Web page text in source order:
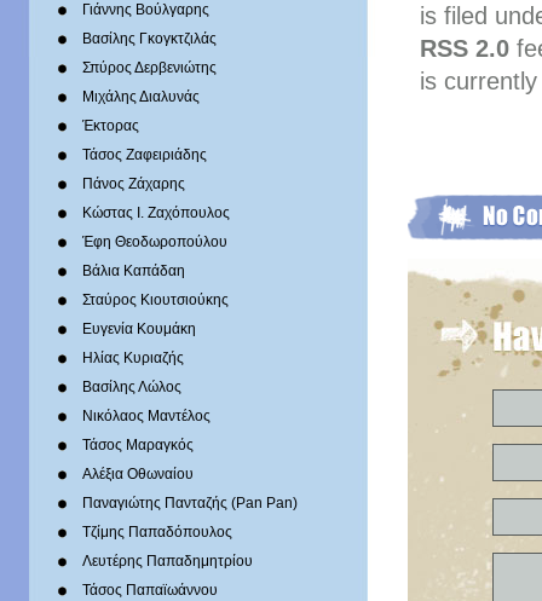
Γιάννης Βούλγαρης
Βασίλης Γκογκτζιλάς
Σπύρος Δερβενιώτης
Mιχάλης Διαλυνάς
Έκτορας
Τάσος Ζαφειριάδης
Πάνος Ζάχαρης
Κώστας Ι. Ζαχόπουλoς
Έφη Θεοδωροπούλου
Βάλια Καπάδαη
Σταύρος Κιουτσιούκης
Ευγενία Κουμάκη
Ηλίας Κυριαζής
Βασίλης Λώλος
Νικόλαος Μαντέλος
Τάσος Μαραγκός
Αλέξια Οθωναίου
Παναγιώτης Πανταζής (Pan Pan)
Τζίμης Παπαδόπουλος
Λευτέρης Παπαδημητρίου
Τάσος Παπαϊωάννου
is filed
RSS 2.0
is